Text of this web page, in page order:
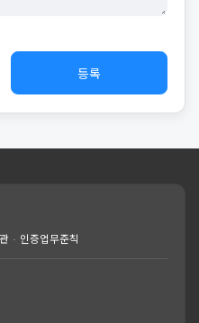
등록
· 인증업무준칙